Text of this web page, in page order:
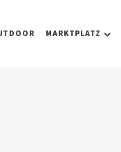
MARKTPLATZ